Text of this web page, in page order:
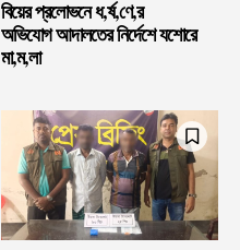
বিয়ের প্রলোভনে ধ,র্ষ,ণে,র
অভিযোগ আদালতের নির্দেশে যশোরে
মা,ম,লা